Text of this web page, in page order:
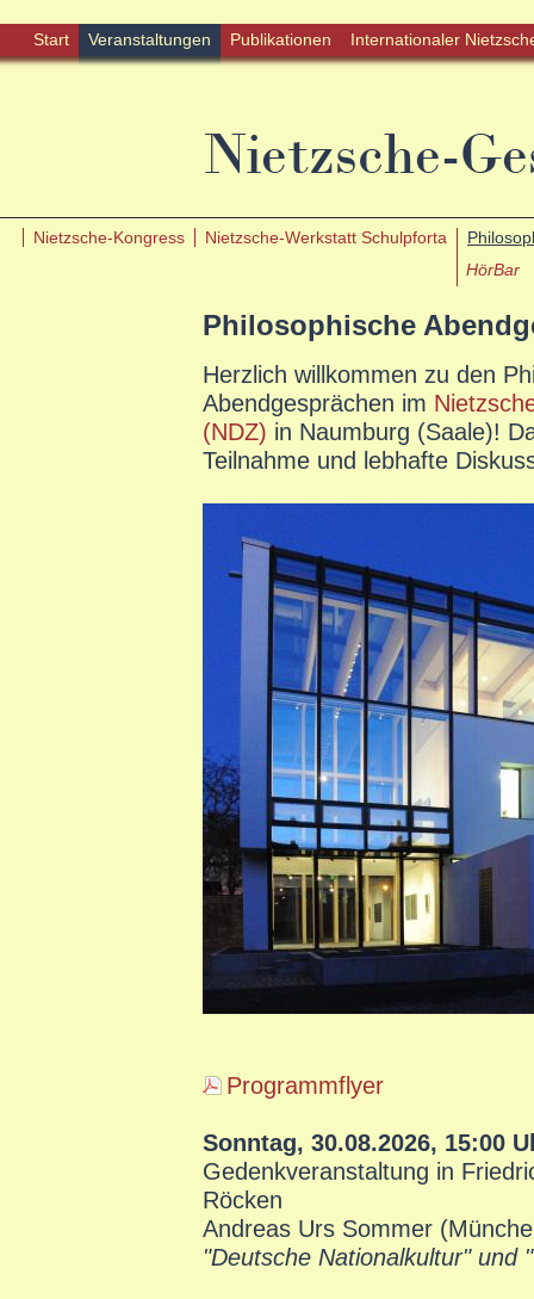
Start Veranstaltungen Publikationen Internationaler
Nietzsche-Kongress Nietzsche-Werkstatt Schulpforta
HörBar
Philosophische
Herzlich willkommen zu den
Abendgesprächen im
(NDZ) in Naumburg (Saale)!
Teilnahme und lebhafte
Programmflyer
Sonntag, 30.08.2026, 15:00
Gedenkveranstaltung in
Röcken
Andreas Urs Sommer
"Deutsche Nationalkultur" und